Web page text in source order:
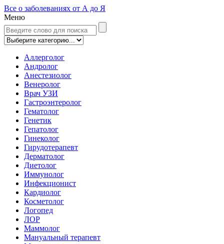
Все о заболеваниях от А до Я
Меню
Аллерголог
Андролог
Анестезиолог
Венеролог
Врач УЗИ
Гастроэнтеролог
Гематолог
Генетик
Гепатолог
Гинеколог
Гирудотерапевт
Дерматолог
Диетолог
Иммунолог
Инфекционист
Кардиолог
Косметолог
Логопед
ЛОР
Маммолог
Мануальный терапевт